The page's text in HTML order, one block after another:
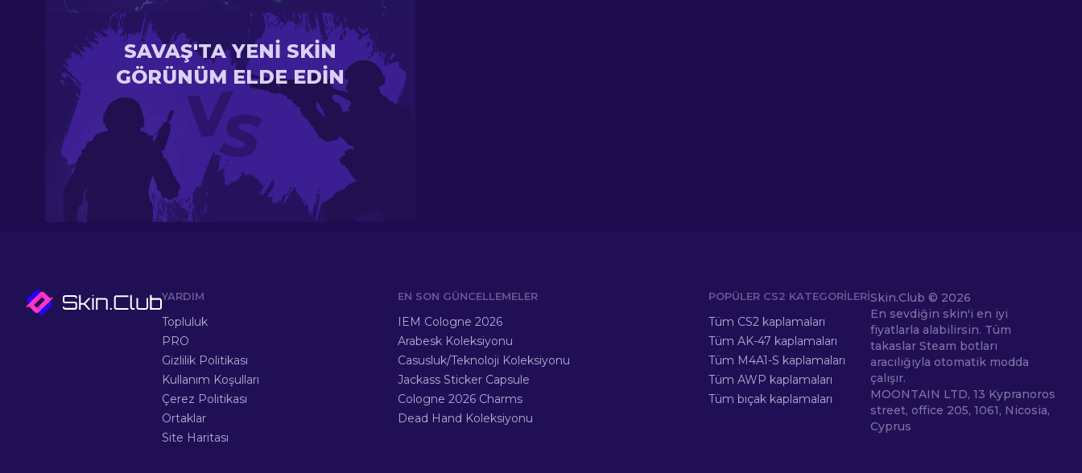
SAVAŞ'TA YENI SKIN
GÖRÜNÜM ELDE EDIN
YARDIM
Topluluk
PRO
Gizlilik Politikası
Kullanım Koşulları
Çerez Politikası
Ortaklar
Site Haritası
EN SON GÜNCELLEMELER
IEM Cologne 2026
Arabesk Koleksiyonu
Casusluk/Teknoloji Koleksiyonu
Jackass Sticker Capsule
Cologne 2026 Charms
Dead Hand Koleksiyonu
POPÜLER CS2 KATEGORILERI
Tüm CS2 kaplamaları
Tüm AK-47 kaplamaları
Tüm M4A1-S kaplamaları
Tüm AWP kaplamaları
Tüm bıçak kaplamaları
Skin.Club © 2026
En sevdiğin skin'i en iyi
fiyatlarla alabilirsin. Tüm
takaslar Steam botları
aracılığıyla otomatik modda
çalışır.
MOONTAIN LTD, 13 Kypranoros
street, office 205, 1061, Nicosia,
Cyprus